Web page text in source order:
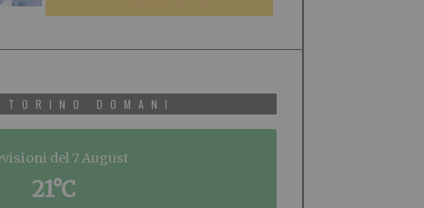
TORINO DOMANI
del 7 August
21°C